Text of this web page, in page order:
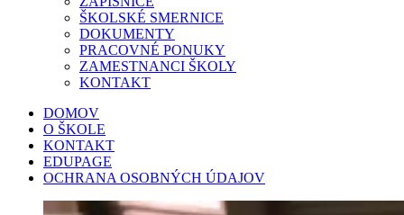
ŠKOLSKÉ SMERNICE
DOKUMENTY
PRACOVNÉ PONUKY
ZAMESTNANCI ŠKOLY
KONTAKT
DOMOV
O ŠKOLE
KONTAKT
EDUPAGE
OCHRANA OSOBNÝCH ÚDAJOV